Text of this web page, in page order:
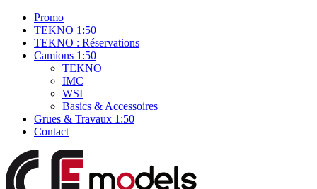
Promo
TEKNO 1:50
TEKNO : Réservations
Camions 1:50
TEKNO
IMC
WSI
Basics & Accessoires
Grues & Travaux 1:50
Contact